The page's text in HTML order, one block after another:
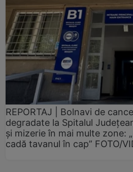
REPORTAJ | Bolnavi de
degradate la Spitalul
și mizerie în mai multe zone:
cadă tavanul în cap” FOTO/